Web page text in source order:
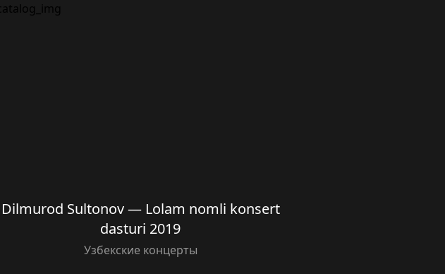
Dilmurod Sultonov — Lolam nomli konsert
dasturi 2019
Узбекские концерты